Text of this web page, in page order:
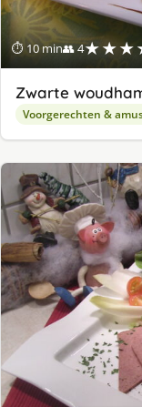
⏱ 10 min👥 4
Zwarte
Voorgerechten &